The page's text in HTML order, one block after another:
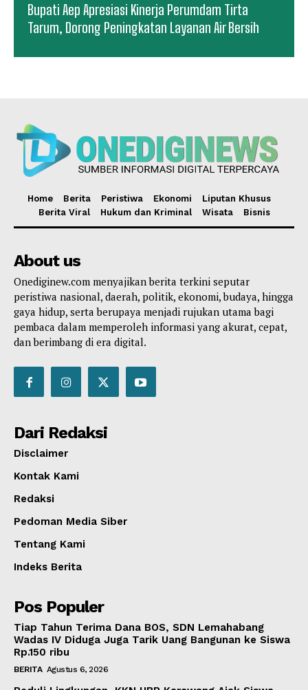
Bupati Aep Apresiasi Kinerja Perumdam Tirta
Tarum, Dorong Peningkatan Layanan Air Bersih
Home Berita Peristiwa Ekonomi
Liputan Khusus
Berita Viral
Hukum dan Kriminal Wisata Bisnis
About us
Onediginew.com menyajikan berita terkini seputar
peristiwa nasional, daerah, politik, ekonomi, budaya, hingga
gaya hidup, serta berupaya menjadi rujukan utama bagi
pembaca dalam memperoleh informasi yang akurat, cepat,
dan berimbang di era digital.
Dari Redaksi
Disclaimer
Kontak Kami
Redaksi
Pedoman Media Siber
Tentang Kami
Indeks Berita
Pos Populer
Tiap Tahun Terima Dana BOS, SDN Lemahabang
Wadas IV Diduga Juga Tarik Uang Bangunan ke Siswa
Rp.150 ribu
BERITA Agustus 6, 2026